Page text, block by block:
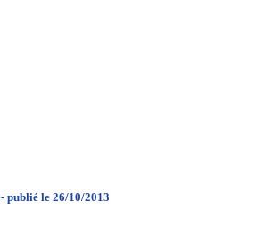
- publié le 26/10/2013